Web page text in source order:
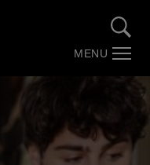
MENU